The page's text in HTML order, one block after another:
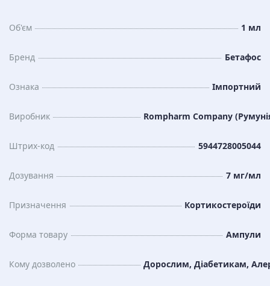
Об'єм 1 мл
Бренд Бетафос
Ознака Імпортний
Виробник Rompharm Company
Штрих-код 5944728005044
Дозування 7 мг/мл
Призначення Кортикостероїди
Форма товару Ампули
Кому дозволено Дорослим, Діабетикам,